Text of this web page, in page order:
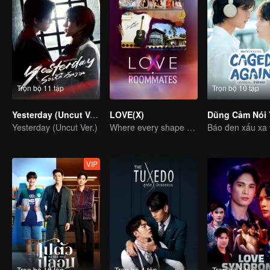
Trọn bộ 11 tập
Yesterday (Uncut Ver.)
Yesterday (Uncut Ver.)
LOVE(X)
Where every shape of love meets, every color of heart beats
Trọn bộ 10 tập
VIP